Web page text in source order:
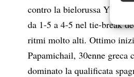
contro la bielorussa Yuliya
da 1-5 a 4-5 nel tie-break
ritmi molto alti. Ottimo
Papamichail, 30enne
dominato la qualificata